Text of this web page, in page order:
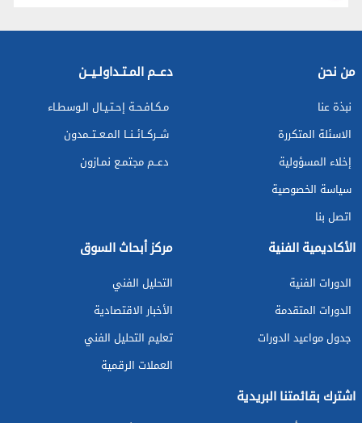
من نحن
نبذة عنا
الاسئلة المتكررة
إخلاء المسؤولية
سياسة الخصوصية
اتصل بنا
دعــم المـتـداولـيــن
مـكـافـحـة إحـتـيـال الـوسطـاء
شــركــائــنــا المـعــتــمدون
دعــم مجتمـع نمـازون
الأكاديمية الفنية
الدورات الفنية
الدورات المتقدمة
جدول مواعيد الدورات
مركز أبحاث السوق
التحليل الفني
الأخبار الاقتصادية
تعليم التحليل الفني
العملات الرقمية
اشترك بقائمتنا البريدية